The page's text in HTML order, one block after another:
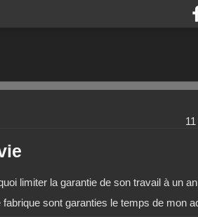
limiter la garantie de son travail à un
sont garanties le temps de mon